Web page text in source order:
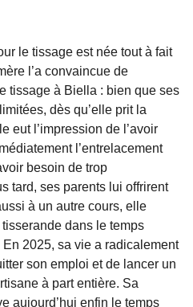
le tissage est née tout à fait
l’a convaincue de
tissage à Biella : bien que ses
dès qu’elle prit la
eut l’impression de l’avoir
l’entrelacement
besoin de trop
tard, ses parents lui offrirent
à un autre cours, elle
dans le temps
2025, sa vie a radicalement
son emploi et de lancer un
à part entière. Sa
aujourd’hui enfin le temps